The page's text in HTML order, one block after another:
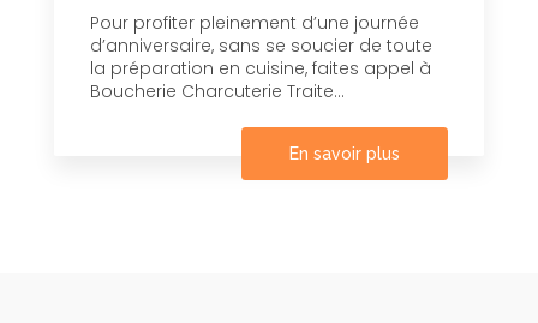
Pour profiter pleinement d’une journée
d’anniversaire, sans se soucier de toute
la préparation en cuisine, faites appel à
Boucherie Charcuterie Traite...
En savoir plus